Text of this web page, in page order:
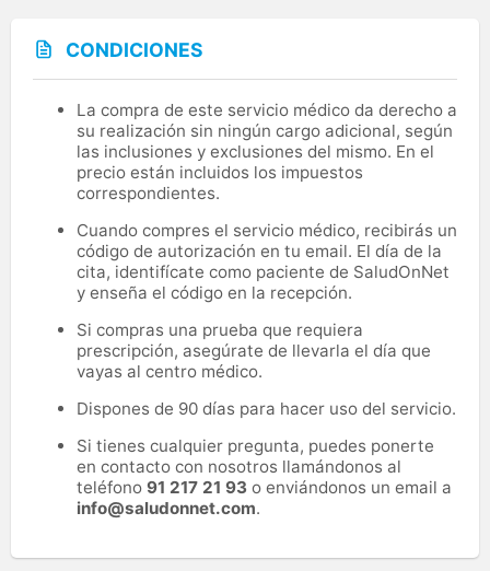
CONDICIONES
La compra de este servicio médico da derecho a
su realización sin ningún cargo adicional, según
las inclusiones y exclusiones del mismo. En el
precio están incluidos los impuestos
correspondientes.
Cuando compres el servicio médico, recibirás un
código de autorización en tu email. El día de la
cita, identifícate como paciente de SaludOnNet
y enseña el código en la recepción.
Si compras una prueba que requiera
prescripción, asegúrate de llevarla el día que
vayas al centro médico.
Dispones de 90 días para hacer uso del servicio.
Si tienes cualquier pregunta, puedes ponerte
en contacto con nosotros llamándonos al
teléfono 91 217 21 93 o enviándonos un email a
info@saludonnet.com.